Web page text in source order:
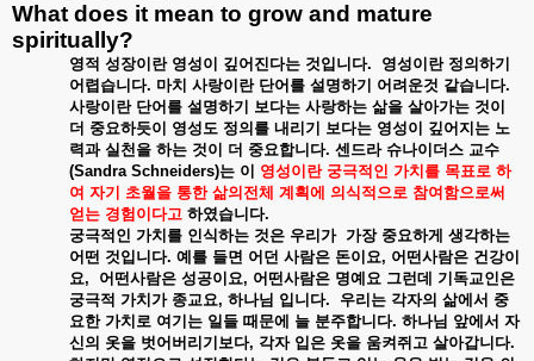
What does it mean to grow and mature
spiritually?
영적 성장이란 영성이 깊어진다는 것입니다. 영성이란 정의하기
어렵습니다. 마치 사랑이란 단어를 설명하기 어려운것 같습니다.
사랑이란 단어를 설명하기 보다는 사랑하는 삶을 살아가는 것이
더 중요하듯이 영성도 정의를 내리기 보다는 영성이 깊어지는 노
력과 실천을 하는 것이 더 중요합니다. 센드라 슈나이더스 교수
(Sandra Schneiders)는 이 영성이란 궁극적인 가치를 목표로 하
여 자기 초월을 통한 삶의전체 계획에 의식적으로 참여함으로써
얻는 경험이다고 하였습니다.
궁극적인 가치를 인식하는 것은 우리가 가장 중요하게 생각하는
어떤 것입니다. 예를 들면 어던 사람은 돈이요, 어떤사람은 건강이
요, 어떤사람은 성공이요, 어떤사람은 명예요 그런데
기독교인은
궁극적 가치가 종교요, 하나님 입니다. 우리는 각자의 삶에서 중
요한 가치로 여기는 일들 때문에 늘 분주합니다. 하나님 앞에서 자
신의 옷을 벗어버리기보다, 각자 입은 옷을 움켜쥐고 살아갑니다.